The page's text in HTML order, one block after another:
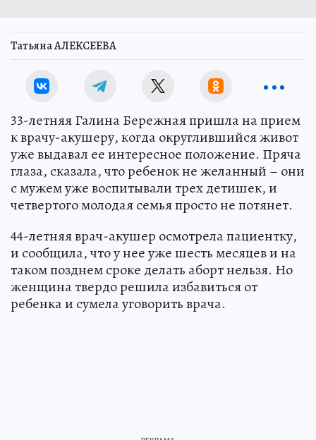
Татьяна АЛЕКСЕЕВА
33-летняя Галина Бережная пришла на прием
к врачу-акушеру, когда округлившийся живот
уже выдавал ее интересное положение. Пряча
глаза, сказала, что ребенок не желанный – они
с мужем уже воспитывали трех детишек, и
четвертого молодая семья просто не потянет.
44-летняя врач-акушер осмотрела пациентку,
и сообщила, что у нее уже шесть месяцев и на
таком позднем сроке делать аборт нельзя. Но
женщина твердо решила избавиться от
ребенка и сумела уговорить врача.